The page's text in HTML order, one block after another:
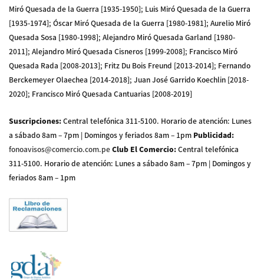
Miró Quesada de la Guerra [1935-1950]; Luis Miró Quesada de la Guerra
[1935-1974]; Óscar Miró Quesada de la Guerra [1980-1981]; Aurelio Miró
Quesada Sosa [1980-1998]; Alejandro Miró Quesada Garland [1980-
2011]; Alejandro Miró Quesada Cisneros [1999-2008]; Francisco Miró
Quesada Rada [2008-2013]; Fritz Du Bois Freund [2013-2014]; Fernando
Berckemeyer Olaechea [2014-2018]; Juan José Garrido Koechlin [2018-
2020]; Francisco Miró Quesada Cantuarias [2008-2019]
Suscripciones:Central telefónica 311-5100. Horario de atención: Lunes
a sábado 8am – 7pm | Domingos y feriados 8am – 1pm Publicidad:
fonoavisos@comercio.com.peClub El Comercio:Central telefónica
311-5100. Horario de atención: Lunes a sábado 8am – 7pm | Domingos y
feriados 8am – 1pm